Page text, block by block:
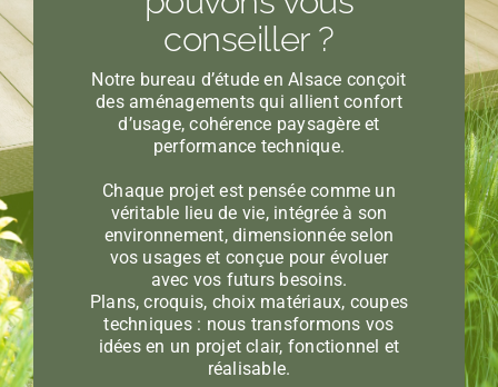
conseiller ?
Notre bureau d’étude en Alsace conçoit
des aménagements qui allient confort
d’usage, cohérence paysagère et
performance technique.
Chaque projet est pensée comme un
véritable lieu de vie, intégrée à son
environnement, dimensionnée selon
vos usages et conçue pour évoluer
avec vos futurs besoins.
Plans, croquis, choix matériaux, coupes
techniques : nous transformons vos
idées en un projet clair, fonctionnel et
réalisable.